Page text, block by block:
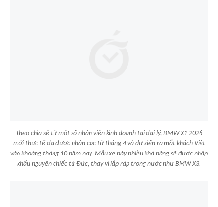
Theo chia sẻ từ một số nhân viên kinh doanh tại đại lý, BMW X1 2026
mới thực tế đã được nhận cọc từ tháng 4 và dự kiến ra mắt khách Việt
vào khoảng tháng 10 năm nay. Mẫu xe này nhiều khả năng sẽ được nhập
khẩu nguyên chiếc từ Đức, thay vì lắp ráp trong nước như BMW X3.